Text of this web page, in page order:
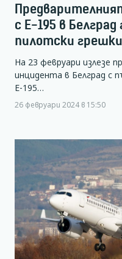
с Е-195 в
пилотски грешки
На 23 февруари излезе
инцидента в Белград с
Е-195…
26 февруари 2024 в 15:50